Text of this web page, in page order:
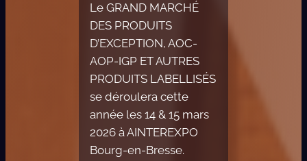
Le GRAND MARCHÉ
DES PRODUITS
D’EXCEPTION, AOC-
AOP-IGP ET AUTRES
PRODUITS LABELLISÉS
se déroulera cette
année les 14 & 15 mars
2026 à AINTEREXPO
Bourg-en-Bresse.